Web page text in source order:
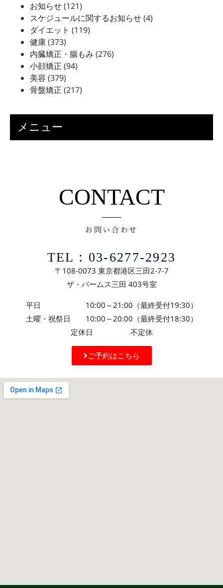
お知らせ(121)
スケジュールに関するお知らせ(4)
ダイエット (119)
健康(373)
内臓矯正・腸もみ (276)
小顔矯正(94)
美容 (379)
骨盤矯正(217)
メニュー
CONTACT
お問い合わせ
TEL：03-6277-2923
〒108-0073 東京都港区三田2-7-7
ザ・パームス三田 403号室
平日 10:00～21:00（最終受付19:30）
土曜・祝祭日 10:00～20:00（最終受付18:30）
定休日 不定休
ご予約はこちら